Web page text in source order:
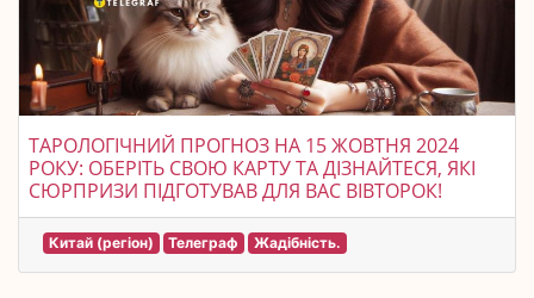
ТАРОЛОГІЧНИЙ ПРОГНОЗ НА 15 ЖОВТНЯ 2024
РОКУ: ОБЕРІТЬ СВОЮ КАРТУ ТА ДІЗНАЙТЕСЯ, ЯКІ
СЮРПРИЗИ ПІДГОТУВАВ ДЛЯ ВАС ВІВТОРОК!
Китай (регіон) Телеграф Жадібність.